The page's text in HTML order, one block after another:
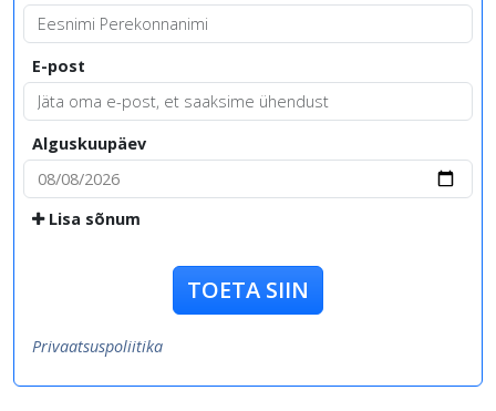
E-post
Alguskuupäev
Lisa sõnum
TOETA SIIN
Privaatsuspoliitika